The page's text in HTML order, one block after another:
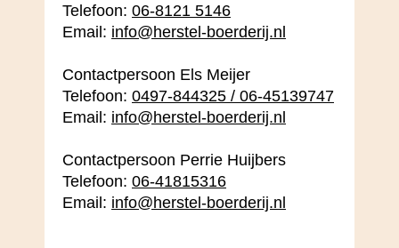
Telefoon: 06-8121 5146
Email: info@herstel-boerderij.nl
Contactpersoon Els Meijer
Telefoon: 0497-844325 / 06-45139747
Email: info@herstel-boerderij.nl
Contactpersoon Perrie Huijbers
Telefoon: 06-41815316
Email: info@herstel-boerderij.nl